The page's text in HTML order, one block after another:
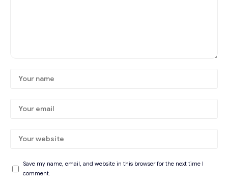
Save my name, email, and website in this browser for the next time I
comment.